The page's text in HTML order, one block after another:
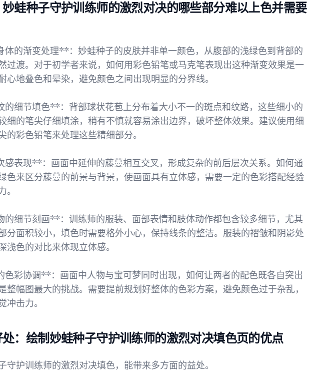
蛙种子守护训练师的激烈对决的哪些部分难以上色并需要
体的渐变处理**：妙蛙种子的皮肤并非单一颜色，从腹部的浅绿色到背部的
过渡。对于初学者来说，如何用彩色铅笔或马克笔表现出这种渐变效果是一
心地叠色和晕染，避免颜色之间出现明显的分界线。
的细节填色**：背部球状花苞上分布着大小不一的斑点和纹路，这些细小的
细的笔尖仔细填涂，稍有不慎就容易涂出边界，破坏整体效果。建议使用细
的彩色铅笔来处理这些精细部分。
感表现**：画面中延伸的藤蔓相互交叉，形成复杂的前后层次关系。如何通
色来区分藤蔓的前景与背景，使画面具有立体感，需要一定的色彩搭配经验
。
的细节刻画**：训练师的服装、面部表情和肢体动作都包含较多细节，尤其
分面积较小，填色时需要格外小心，保持线条的整洁。服装的褶皱和阴影处
浅色的对比来体现立体感。
色彩协调**：画面中人物与宝可梦同时出现，如何让两者的配色既各自突出
整幅图最大的挑战。需要提前规划好整体的色彩方案，避免颜色过于杂乱，
冲击力。
：绘制妙蛙种子守护训练师的激烈对决填色页的优点
守护训练师的激烈对决填色，能带来多方面的益处。